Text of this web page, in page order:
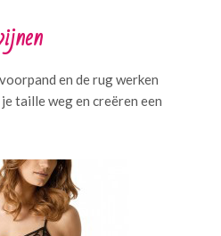
en de rug werken
taille weg en creëren een